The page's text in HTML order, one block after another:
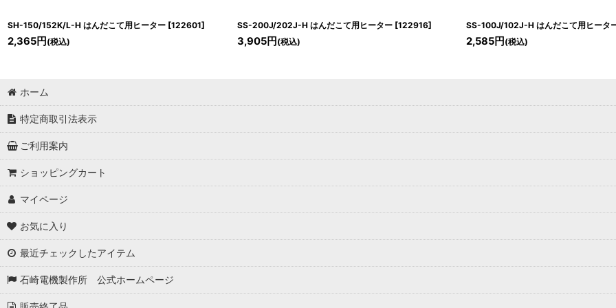
SH-150/152K/L-H はんだこて用ヒーター [122601]
2,365円 (税込)
SS-200J/202J-H はんだこて用ヒーター [122916]
3,905円 (税込)
SS-100J/102J-H はんだこて用ヒータ
2,585円 (税込)
ホーム
特定商取引法表示
ご利用案内
ショッピングカート
マイページ
お気に入り
最近チェックしたアイテム
石崎電機製作所 公式ホームページ